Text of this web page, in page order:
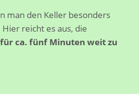
man den Keller besonders
reicht es aus, die
ca. fünf Minuten weit zu